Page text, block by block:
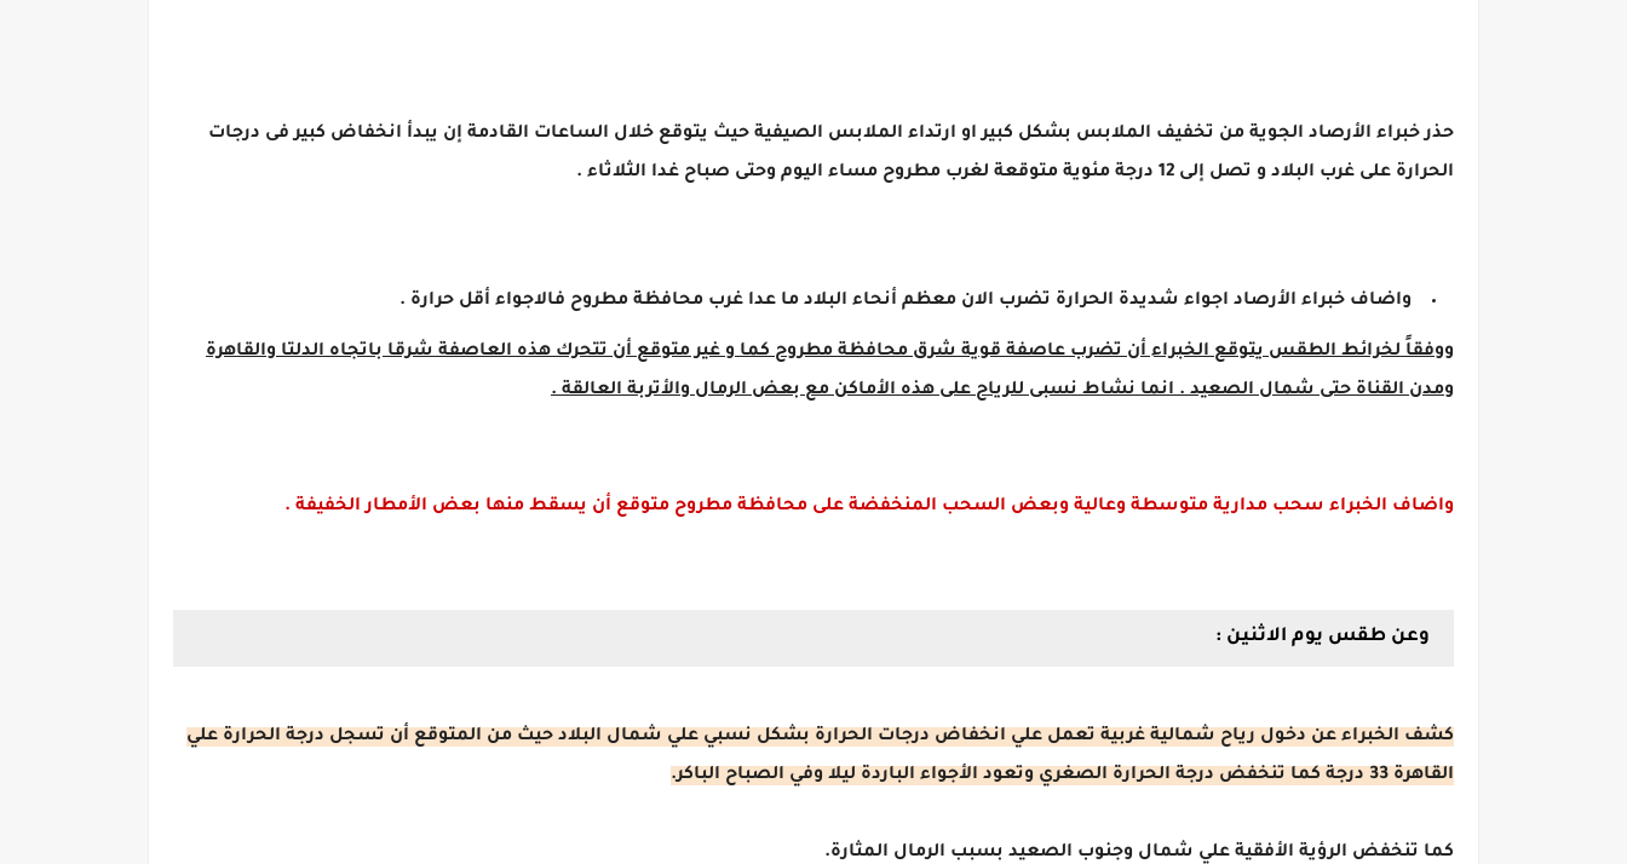
حذر خبراء الأرصاد الجوية من تخفيف الملابس بشكل كبير او ارتداء الملابس الصيفية حيث يتوقع خلال الساعات القادمة إن يبدأ انخفاض كبير فى درجات
الحرارة على غرب البلاد و تصل إلى 12 درجة مئوية متوقعة لغرب مطروح مساء اليوم وحتى صباح غدا الثلاثاء .
واضاف خبراء الأرصاد اجواء شديدة الحرارة تضرب الان معظم أنحاء البلاد ما عدا غرب محافظة مطروح فالاجواء أقل حرارة .
ووفقاً لخرائط الطقس يتوقع الخبراء أن تضرب عاصفة قوية شرق محافظة مطروح كما و غير متوقع أن تتحرك هذه العاصفة شرقا باتجاه الدلتا والقاهرة
ومدن القناة حتى شمال الصعيد . انما نشاط نسبى للرياح على هذه الأماكن مع بعض الرمال والأتربة العالقة .
واضاف الخبراء سحب مدارية متوسطة وعالية وبعض السحب المنخفضة على محافظة مطروح متوقع أن يسقط منها بعض الأمطار الخفيفة .
وعن طقس يوم الاثنين :
كشف الخبراء عن دخول رياح شمالية غربية تعمل علي انخفاض درجات الحرارة بشكل نسبي علي شمال البلاد حيث من المتوقع أن تسجل درجة الحرارة علي
القاهرة 33 درجة كما تنخفض درجة الحرارة الصغري وتعود الأجواء الباردة ليلا وفي الصباح الباكر.
كما تنخفض الرؤية الأفقية علي شمال وجنوب الصعيد بسبب الرمال المثارة.